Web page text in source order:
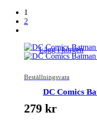
1
2
Beställningsvara
Lägg i korgen
DC Comics
279 kr